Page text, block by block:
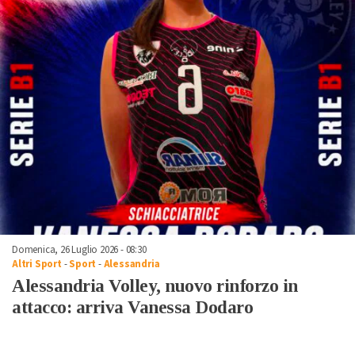
Domenica, 26 Luglio 2026 - 08:30
Altri Sport -Sport -Alessandria
Alessandria Volley, nuovo rinforzo in
attacco: arriva Vanessa Dodaro